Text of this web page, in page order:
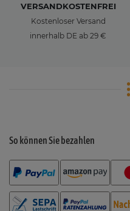
VERSANDKOSTENFREI
Kostenloser Versand
innerhalb DE ab 29 €
So können Sie bezahlen